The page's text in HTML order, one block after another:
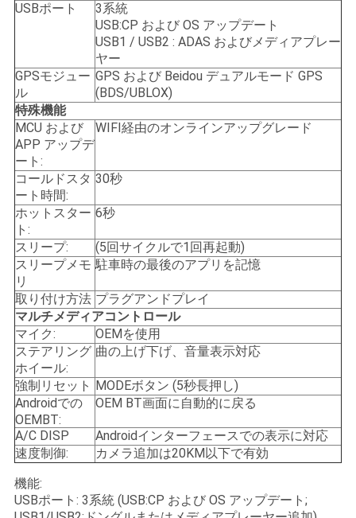
USBポート
3系統
USB:CP および OS アップデート
USB1 / USB2 : ADAS およびメディアプレー
ヤー
GPSモジュー
ル
GPS および Beidou デュアルモード GPS
(BDS/UBLOX)
特殊機能
MCU および
APP アップデ
ート:
WIFI経由のオンラインアップグレード
コールドスタ
ート時間:
30秒
ホットスター
ト:
6秒
スリープ:
(5回サイクルで1回再起動)
スリープメモ
リ
駐車時の最後のアプリを記憶
取り付け方法 プラグアンドプレイ
マルチメディアコントロール
マイク:
OEMを使用
ステアリング
ホイール:
曲の上げ下げ、音量表示対応
強制リセット
MODEボタン (5秒長押し)
Androidでの
OEMBT:
OEM BT画面に自動的に戻る
A/C DISP
Androidインターフェースでの表示に対応
速度制御:
カメラ追加は20KM以下で有効
機能:
USBポート: 3系統 (USB:CP および OS アップデート;